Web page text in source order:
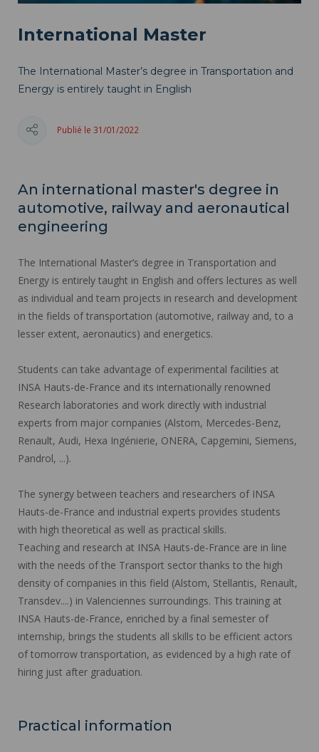
International Master
The International Master’s degree in Transportation and
Energy is entirely taught in English
Publié le 31/01/2022
An international master's degree in
automotive, railway and aeronautical
engineering
The International Master’s degree in Transportation and
Energy is entirely taught in English and offers lectures as well
as individual and team projects in research and development
in the fields of transportation (automotive, railway and, to a
lesser extent, aeronautics) and energetics.
Students can take advantage of experimental facilities at
INSA Hauts-de-France and its internationally renowned
Research laboratories and work directly with industrial
experts from major companies (Alstom, Mercedes-Benz,
Renault, Audi, Hexa Ingénierie, ONERA, Capgemini, Siemens,
Pandrol, ...).
The synergy between teachers and researchers of INSA
Hauts-de-France and industrial experts provides students
with high theoretical as well as practical skills.
Teaching and research at INSA Hauts-de-France are in line
with the needs of the Transport sector thanks to the high
density of companies in this field (Alstom, Stellantis, Renault,
Transdev....) in Valenciennes surroundings. This training at
INSA Hauts-de-France, enriched by a final semester of
internship, brings the students all skills to be efficient actors
of tomorrow transportation, as evidenced by a high rate of
hiring just after graduation.
Practical information